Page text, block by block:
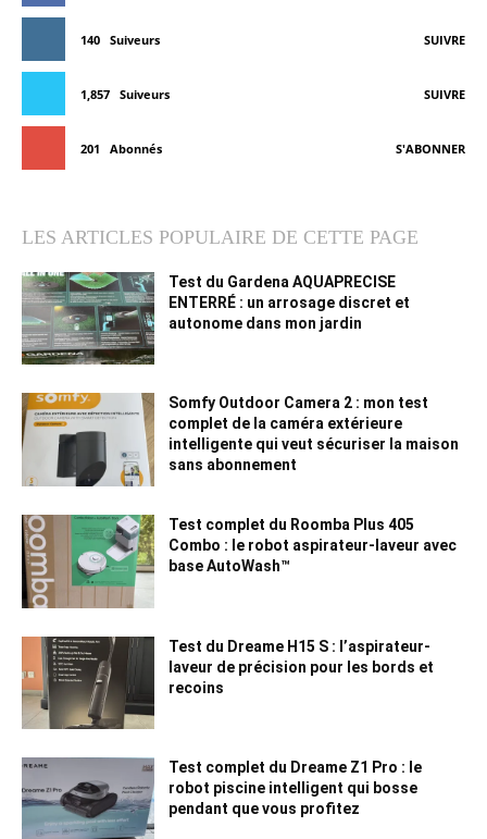
140 Suiveurs SUIVRE
1,857 Suiveurs SUIVRE
201 Abonnés S'ABONNER
LES ARTICLES POPULAIRE DE CETTE PAGE
Test du Gardena AQUAPRECISE
ENTERRÉ : un arrosage discret et
autonome dans mon jardin
Somfy Outdoor Camera 2 : mon test
complet de la caméra extérieure
intelligente qui veut sécuriser la maison
sans abonnement
Test complet du Roomba Plus 405
Combo : le robot aspirateur-laveur avec
base AutoWash™
Test du Dreame H15 S : l’aspirateur-
laveur de précision pour les bords et
recoins
Test complet du Dreame Z1 Pro : le
robot piscine intelligent qui bosse
pendant que vous profitez